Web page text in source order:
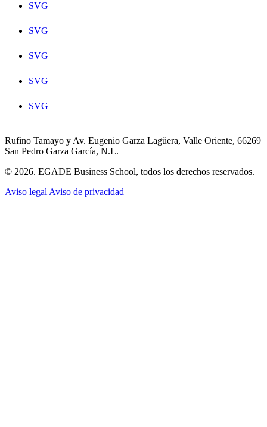
SVG
SVG
SVG
SVG
SVG
Rufino Tamayo y Av. Eugenio Garza Lagüera, Valle Oriente, 66269
San Pedro Garza García, N.L.
© 2026. EGADE Business School, todos los derechos reservados.
Aviso legal Aviso de privacidad